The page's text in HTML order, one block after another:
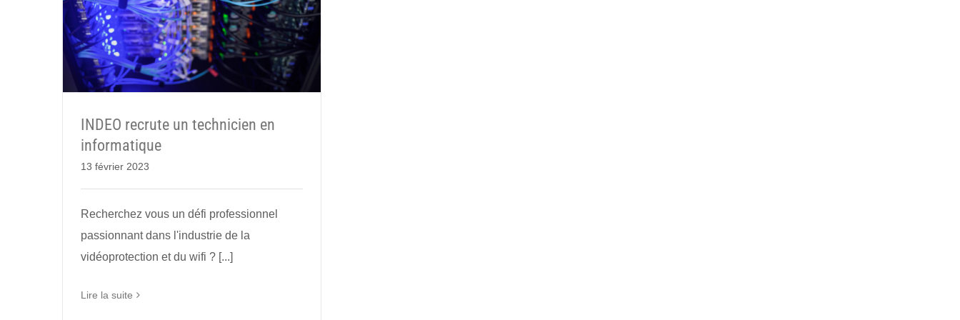
INDEO recrute un technicien en
informatique
13 février 2023
Recherchez vous un défi professionnel
passionnant dans l'industrie de la
vidéoprotection et du wifi ? [...]
Lire la suite